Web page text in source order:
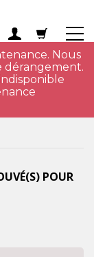
Nous
dérangement.
POUR